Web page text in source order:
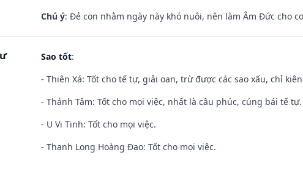
Chú ý: Đẻ con nhằm ngày này khó nuôi, nên làm Âm Đức cho
Sao tốt:
- Thiên Xá: Tốt cho tế tự, giải oan, trừ được các sao xấu, chỉ
- Thánh Tâm: Tốt cho mọi việc, nhất là cầu phúc, cúng bái tế tự.
- U Vi Tinh: Tốt cho mọi việc.
- Thanh Long Hoàng Đạo: Tốt cho mọi việc.